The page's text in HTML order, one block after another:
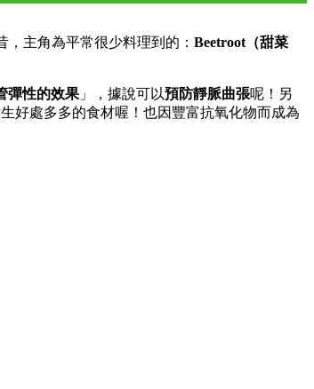
主角為平常很少料理到的： Beetroot（甜菜
彈性的效果 」，據說可以預防靜脈曲張呢！ 另
好處多多的食材喔！ 也因豐富抗氧化物而成為